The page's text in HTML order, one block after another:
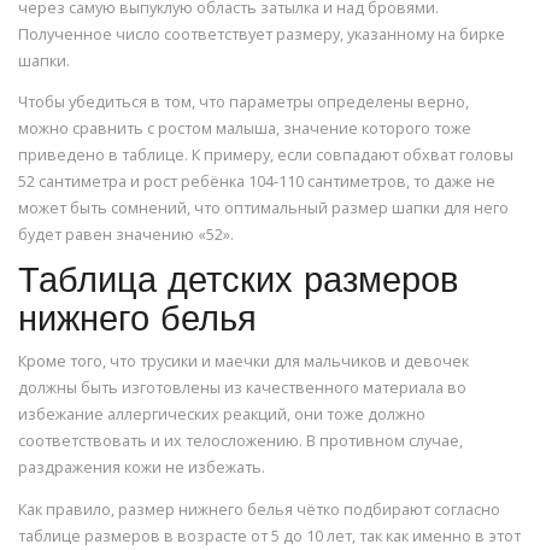
через самую выпуклую область затылка и над бровями.
Полученное число соответствует размеру, указанному на бирке
шапки.
Чтобы убедиться в том, что параметры определены верно,
можно сравнить с ростом малыша, значение которого тоже
приведено в таблице. К примеру, если совпадают обхват головы
52 сантиметра и рост ребёнка 104-110 сантиметров, то даже не
может быть сомнений, что оптимальный размер шапки для него
будет равен значению «52».
Таблица детских размеров
нижнего белья
Кроме того, что трусики и маечки для мальчиков и девочек
должны быть изготовлены из качественного материала во
избежание аллергических реакций, они тоже должно
соответствовать и их телосложению. В противном случае,
раздражения кожи не избежать.
Как правило, размер нижнего белья чётко подбирают согласно
таблице размеров в возрасте от 5 до 10 лет, так как именно в этот